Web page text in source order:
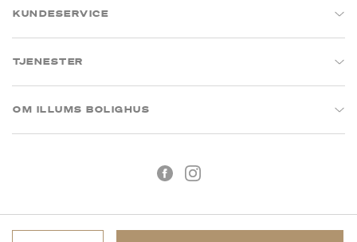
KUNDESERVICE
TJENESTER
OM ILLUMS BOLIGHUS